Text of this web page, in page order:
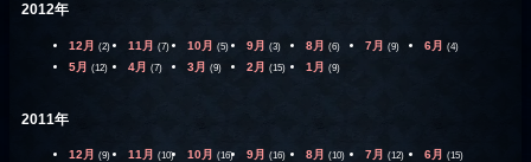
2012年
12月 (2) 11月 (7) 10月 (5) 9月 (3) 8月 (6) 7月 (9) 6月 (4)
5月 (12) 4月 (7) 3月 (9) 2月 (15) 1月 (9)
2011年
12月 (9) 11月 (10) 10月 (16) 9月 (16) 8月 (10) 7月 (12) 6月 (15)